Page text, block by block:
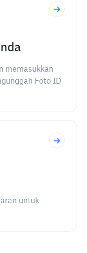
memasukkan
Foto ID
untuk